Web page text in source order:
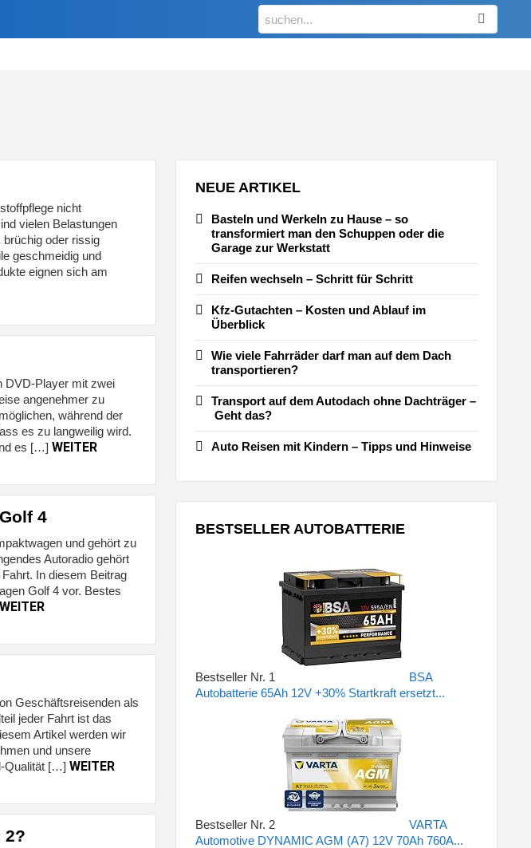
Search
for:
nicht
vielen Belastungen
brüchig oder rissig
geschmeidig und
eignen sich am
DVD-Player mit zwei
angenehmer zu
während der
es zu langweilig wird.
es […] WEITER
4
und gehört zu
Autoradio gehört
In diesem Beitrag
Golf 4 vor. Bestes
WEITER
Geschäftsreisenden als
jeder Fahrt ist das
Artikel werden wir
und unsere
Qualität […] WEITER
2?
NEUE ARTIKEL
Basteln und Werkeln zu Hause – so
transformiert man den Schuppen oder die
Garage zur Werkstatt
Reifen wechseln – Schritt für Schritt
Kfz-Gutachten – Kosten und Ablauf im
Überblick
Wie viele Fahrräder darf man auf dem Dach
transportieren?
Transport auf dem Autodach ohne Dachträger –
Geht das?
Auto Reisen mit Kindern – Tipps und Hinweise
BESTSELLER AUTOBATTERIE
Bestseller Nr. 1
BSA
Autobatterie 65Ah 12V +30% Startkraft ersetzt...
Bestseller Nr. 2
VARTA
Automotive DYNAMIC AGM (A7) 12V 70Ah 760A...